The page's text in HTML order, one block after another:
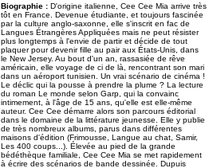
Biographie : D'origine italienne, Cee Cee Mia arrive très
tôt en France. Devenue étudiante, et toujours fascinée
par la culture anglo-saxonne, elle s'inscrit en fac de
Langues Étrangères Appliquées mais ne peut résister
plus longtemps à l'envie de partir et décide de tout
plaquer pour devenir fille au pair aux États-Unis, dans
le New Jersey. Au bout d'un an, rassasiée de rêve
américain, elle voyage de ci de là, rencontrant son mari
dans un aéroport tunisien. Un vrai scénario de cinéma !
Le déclic qui la pousse à prendre la plume ? La lecture
du roman Le monde selon Garp, qui la convainc
intimement, à l'âge de 15 ans, qu'elle est elle-même
auteur. Cee Cee démarre alors son parcours éditorial
dans le domaine de la littérature jeunesse. Elle y publie
de très nombreux albums, parus dans différentes
maisons d'édition (Frimousse, Langue au chat, Samir,
Les 400 coups...). Élevée au pied de la grande
bédéthèque familiale, Cee Cee Mia se met rapidement
à écrire des scénarios de bande dessinée. Dupuis